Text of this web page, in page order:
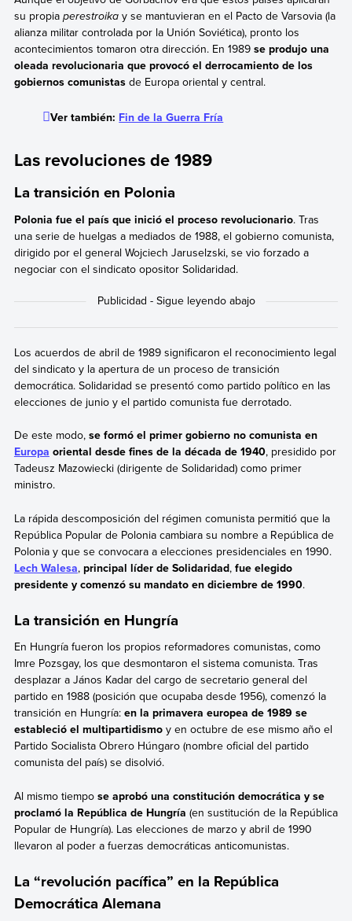
su propia perestroikay se mantuvieran en el Pacto de Varsovia (la
alianza militar controlada por la Unión Soviética), pronto los
acontecimientos tomaron otra dirección. En 1989 se produjo una
oleada revolucionaria que provocó el derrocamiento de los
gobiernos comunistasde Europa oriental y central.
Ver también: Fin de la Guerra Fría
Las revoluciones de 1989
La transición en Polonia
Polonia fue el país que inició el proceso revolucionario. Tras
una serie de huelgas a mediados de 1988, el gobierno comunista,
dirigido por el general Wojciech Jaruselzski, se vio forzado a
negociar con el sindicato opositor Solidaridad.
Los acuerdos de abril de 1989 significaron el reconocimiento legal
del sindicato y la apertura de un proceso de transición
democrática. Solidaridad se presentó como partido político en las
elecciones de junio y el partido comunista fue derrotado.
De este modo,se formó el primer gobierno no comunista en
Europa oriental desde fines de la década de 1940, presidido por
Tadeusz Mazowiecki (dirigente de Solidaridad) como primer
ministro.
La rápida descomposición del régimen comunista permitió que la
República Popular de Polonia cambiara su nombre a República de
Polonia y que se convocara a elecciones presidenciales en 1990.
Lech Walesa,principal líder de Solidaridad,fue elegido
presidente y comenzó su mandato en diciembre de 1990.
La transición en Hungría
En Hungría fueron los propios reformadores comunistas, como
Imre Pozsgay, los que desmontaron el sistema comunista. Tras
desplazar a János Kadar del cargo de secretario general del
partido en 1988 (posición que ocupaba desde 1956), comenzó la
transición en Hungría: en la primavera europea de 1989 se
estableció el multipartidismoy en octubre de ese mismo año el
Partido Socialista Obrero Húngaro (nombre oficial del partido
comunista del país) se disolvió.
Al mismo tiempo se aprobó una constitución democrática y se
proclamó la República de Hungría (en sustitución de la República
Popular de Hungría). Las elecciones de marzo y abril de 1990
llevaron al poder a fuerzas democráticas anticomunistas.
La “revolución pacífica” en la República
Democrática Alemana